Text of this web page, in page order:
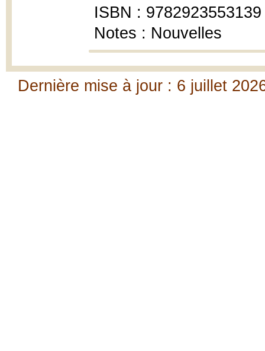
ISBN : 9782923553139
Notes : Nouvelles
Dernière mise à jour : 6 juillet